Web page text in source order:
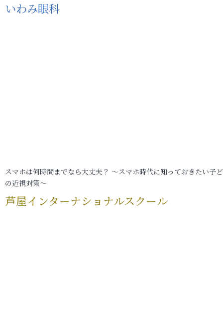
いわみ眼科
スマホは何時間までなら大丈夫？ ～スマホ時代に知っておきたい子
の近視対策～
芦屋インターナショナルスクール